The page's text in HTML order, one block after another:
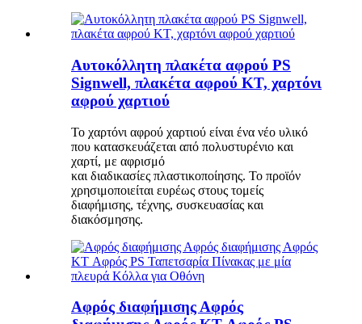
Αυτοκόλλητη πλακέτα αφρού PS
Signwell, πλακέτα αφρού KT, χαρτόνι
αφρού χαρτιού
Το χαρτόνι αφρού χαρτιού είναι ένα νέο υλικό
που κατασκευάζεται από πολυστυρένιο και
χαρτί, με αφρισμό
και διαδικασίες πλαστικοποίησης. Το προϊόν
χρησιμοποιείται ευρέως στους τομείς
διαφήμισης, τέχνης, συσκευασίας και
διακόσμησης.
Αφρός διαφήμισης Αφρός